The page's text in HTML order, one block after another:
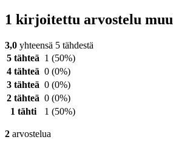
1 kirjoitettu arvostelu
3,0 yhteensä 5 tähdestä
5 tähteä 1 (50%)
4 tähteä 0 (0%)
3 tähteä 0 (0%)
2 tähteä 0 (0%)
1 tähti
1 (50%)
2 arvostelua